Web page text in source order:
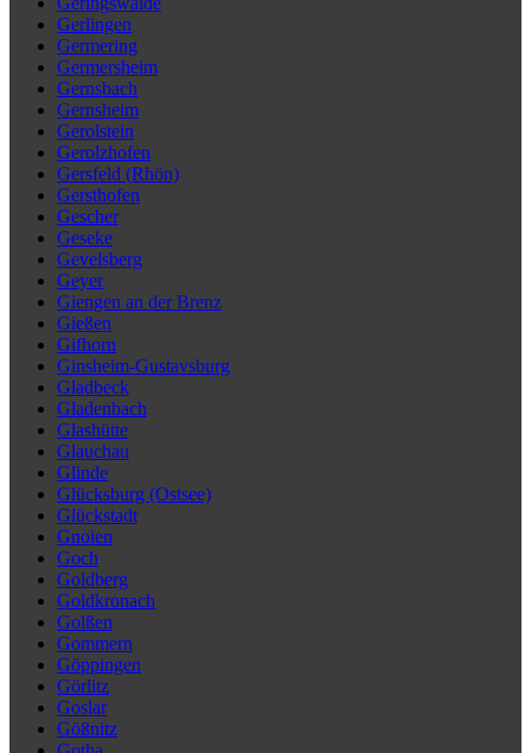
Gerlingen
Germering
Germersheim
Gernsbach
Gernsheim
Gerolstein
Gerolzhofen
Gersfeld (Rhön)
Gersthofen
Gescher
Geseke
Gevelsberg
Geyer
Giengen an der Brenz
Gießen
Gifhorn
Ginsheim-Gustavsburg
Gladbeck
Gladenbach
Glashütte
Glauchau
Glinde
Glücksburg (Ostsee)
Glückstadt
Gnoien
Goch
Goldberg
Goldkronach
Golßen
Gommern
Göppingen
Görlitz
Goslar
Gößnitz